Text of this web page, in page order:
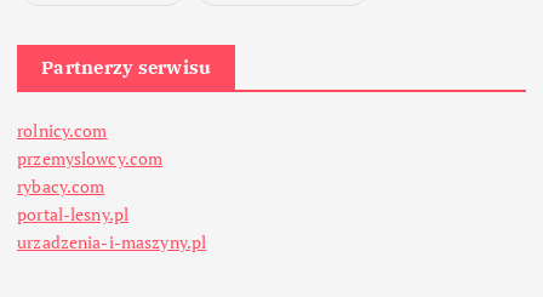
Partnerzy serwisu
rolnicy.com
przemyslowcy.com
rybacy.com
portal-lesny.pl
urzadzenia-i-maszyny.pl